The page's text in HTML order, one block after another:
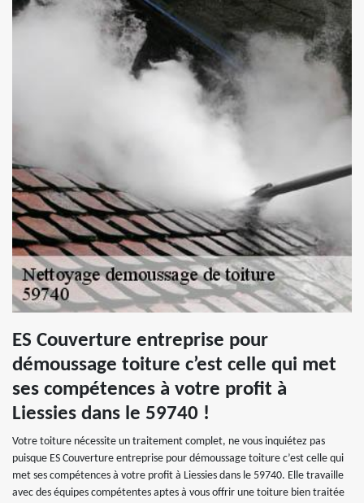
ES Couverture entreprise pour
démoussage toiture c’est celle qui met
ses compétences à votre profit à
Liessies dans le 59740 !
Votre toiture nécessite un traitement complet, ne vous inquiétez pas
puisque ES Couverture entreprise pour démoussage toiture c’est celle qui
met ses compétences à votre profit à Liessies dans le 59740. Elle travaille
avec des équipes compétentes aptes à vous offrir une toiture bien traitée